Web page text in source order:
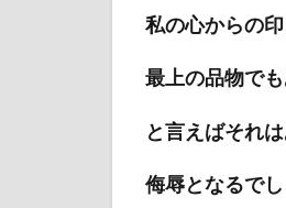
私の心からの
最上の品物でも
と言えばそれ
侮辱となるでし